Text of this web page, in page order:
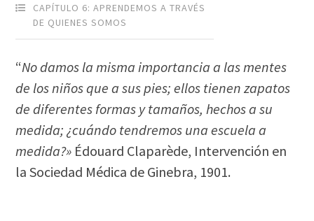
CAPÍTULO 6: APRENDEMOS A TRAVÉS
DE QUIENES SOMOS
“No damos la misma importancia a las mentes
de los niños que a sus pies; ellos tienen zapatos
de diferentes formas y tamaños, hechos a su
medida; ¿cuándo tendremos una escuela a
medida?» Édouard Claparède, Intervención en
la Sociedad Médica de Ginebra, 1901.